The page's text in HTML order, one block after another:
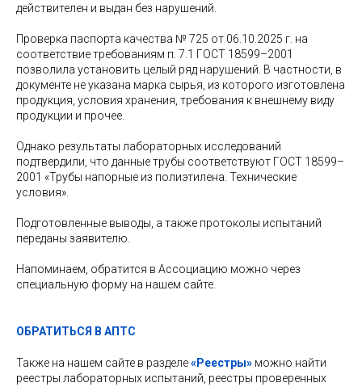
действителен и выдан без нарушений.
Проверка паспорта качества № 725 от 06.10.2025 г. на
соответствие требованиям п. 7.1 ГОСТ 18599–2001
позволила установить целый ряд нарушений. В частности, в
документе не указана марка сырья, из которого изготовлена
продукция, условия хранения, требования к внешнему виду
продукции и прочее.
Однако результаты лабораторных исследований
подтвердили, что данные трубы соответствуют ГОСТ 18599–
2001 «Трубы напорные из полиэтилена. Технические
условия».
Подготовленные выводы, а также протоколы испытаний
переданы заявителю.
Напоминаем, обратится в Ассоциацию можно через
специальную форму на нашем сайте.
ОБРАТИТЬСЯ В АПТС
Также на нашем сайте в разделе«Реестры» можно найти
реестры лабораторных испытаний, реестры проверенных